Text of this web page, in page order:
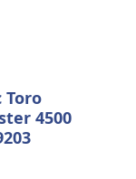
Toro
4500